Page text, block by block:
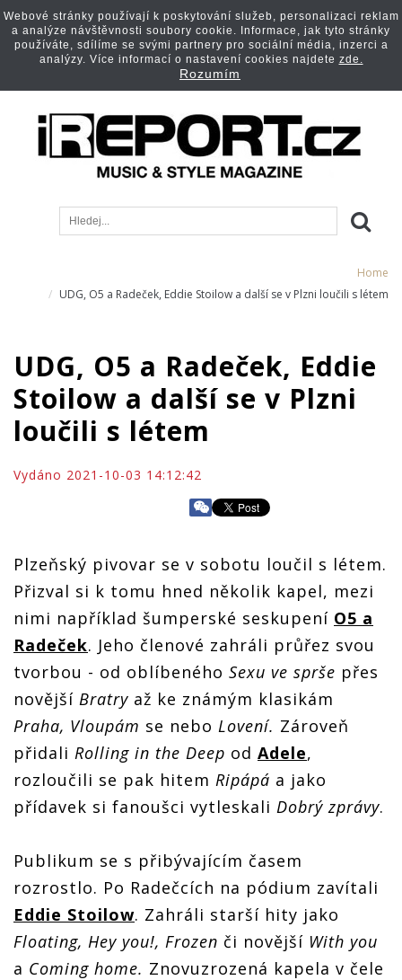
Home
UDG, O5 a Radeček, Eddie Stoilow a další se v Plzni loučili s létem
UDG, O5 a Radeček, Eddie
Stoilow a další se v Plzni
loučili s létem
Vydáno 2021-10-03 14:12:42
Plzeňský pivovar se v sobotu loučil s létem.
Přizval si k tomu hned několik kapel, mezi
nimi například šumperské seskupení O5 a
Radeček. Jeho členové zahráli průřez svou
tvorbou - od oblíbeného Sexu ve sprše přes
novější Bratry až ke známým klasikám
Praha, Vloupám se nebo Lovení. Zároveň
přidali Rolling in the Deep od Adele,
rozloučili se pak hitem Ripápá a jako
přídavek si fanoušci vytleskali Dobrý zprávy.
Publikum se s přibývajícím časem
rozrostlo. Po Radečcích na pódium zavítali
Eddie Stoilow. Zahráli starší hity jako
Floating, Hey you!, Frozen či novější With you
a Coming home. Znovuzrozená kapela v čele
Webové stránky používají k poskytování služeb, personalizaci reklam
a analýze návštěvnosti soubory cookie. Informace, jak tyto stránky
používáte, sdílíme se svými partnery pro sociální média, inzerci a
analýzy. Více informací o nastavení cookies najdete zde.
Rozumím